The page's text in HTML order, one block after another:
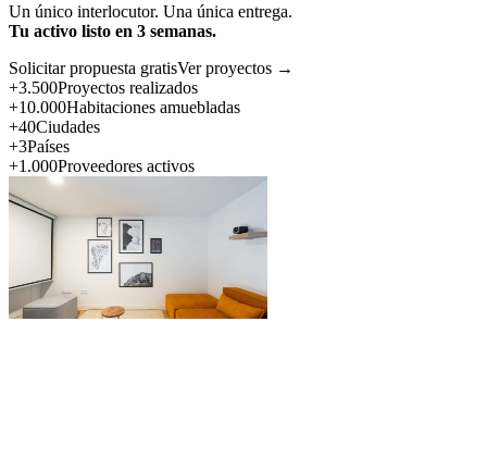
Un único interlocutor. Una única entrega.
Tu activo listo en 3 semanas.
Solicitar propuesta gratisVer proyectos →
+3.500Proyectos realizados
+10.000Habitaciones amuebladas
+40Ciudades
+3Países
+1.000Proveedores activos